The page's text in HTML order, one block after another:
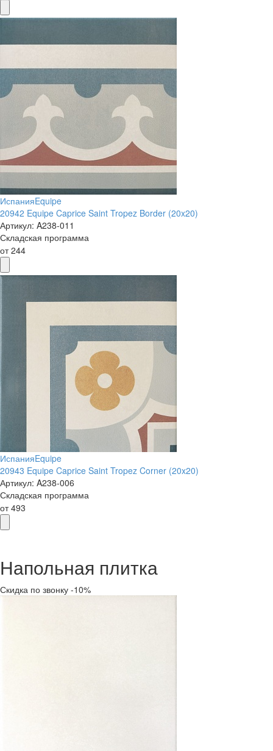
ИспанияEquipe
20942 Equipe Caprice Saint Tropez Border (20x20)
Артикул: A238-011
Складская программа
от244
ИспанияEquipe
20943 Equipe Caprice Saint Tropez Corner (20x20)
Артикул: A238-006
Складская программа
от493
Напольная плитка
Скидка по звонку -10%